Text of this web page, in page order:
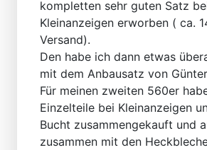
kompletten sehr guten Satz
Kleinanzeigen erworben ( ca.
Versand).
Den habe ich dann etwas
mit dem Anbausatz von
Für meinen zweiten 560er
Einzelteile bei Kleinanzeigen
Bucht zusammengekauft und
zusammen mit den